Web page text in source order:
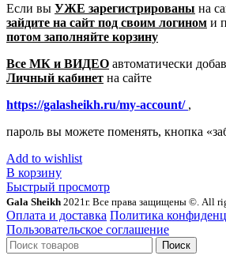
Если вы УЖЕ зарегистрированы на
зайдите на сайт под своим логином и
потом заполняйте корзину
Все МК и ВИДЕО автоматически
Личный кабинет на сайте
https://galasheikh.ru/my-account/ ,
пароль вы можете поменять, кнопка
Add to wishlist
В корзину
Быстрый просмотр
Gala Sheikh 2021г. Все права защищены ©. All
Оплата и доставка Политика
Пользовательское соглашение
Поиск